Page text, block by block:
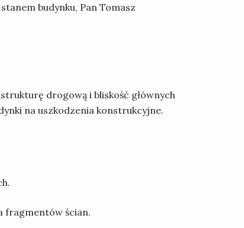
budynku, Pan Tomasz
drogową i bliskość głównych
na uszkodzenia konstrukcyjne.
fragmentów ścian.